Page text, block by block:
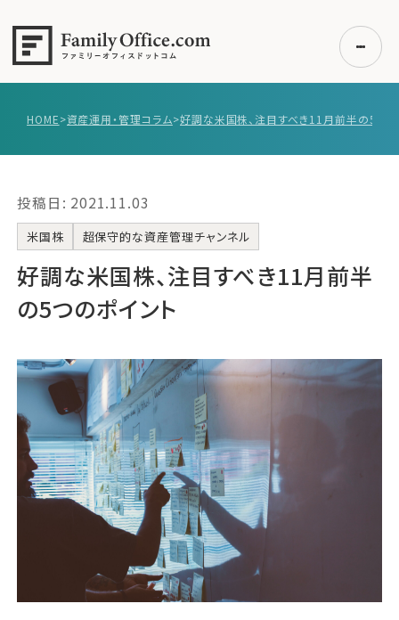
事例紹介
エキスパート一覧
無料講座
コラム
無料ご相談 ログイン
運営会社
ファミリーオフィスとは
関連書籍
メールマガジン登録
よくある質問
HOME>資産運用・管理コラム>
投稿日: 2021.11.03
米国株 超保守的な資産管理チャンネル
好調な米国株、注目すべき11月前半
の5つのポイント